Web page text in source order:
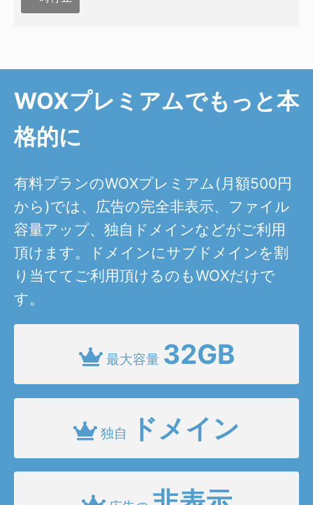
WOXプレミアムでもっと本
格的に
有料プランのWOXプレミアム(月額500円
から)では、広告の完全非表示、ファイル
容量アップ、独自ドメインなどがご利用
頂けます。ドメインにサブドメインを割
り当ててご利用頂けるのもWOXだけで
す。
最大容量 32GB
独自 ドメイン